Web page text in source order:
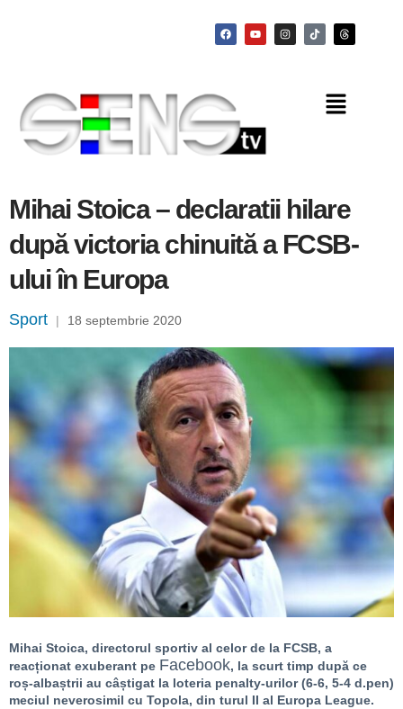
Mihai Stoica – declaratii hilare
după victoria chinuită a FCSB-
ului în Europa
Sport | 18 septembrie 2020
Mihai Stoica, directorul sportiv al celor de la FCSB, a
reacționat exuberant pe Facebook, la scurt timp după ce
roș-albaștrii au câștigat la loteria penalty-urilor (6-6, 5-4 d.pen)
meciul neverosimil cu Topola, din turul II al Europa League.